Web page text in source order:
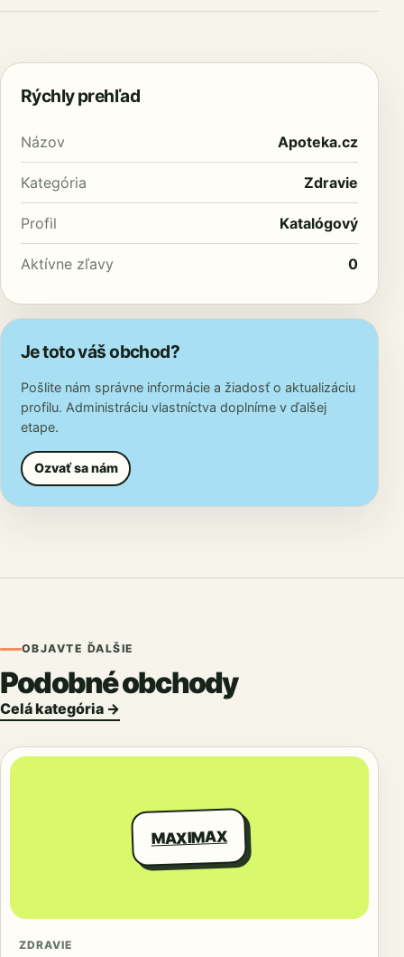
Rýchly prehľad
Názov Apoteka.cz
Kategória Zdravie
Profil Katalógový
Aktívne zľavy 0
Je toto váš obchod?
Pošlite nám správne informácie a žiadosť o aktualizáciu
profilu. Administráciu vlastníctva doplníme v ďalšej
etape.
Ozvať sa nám
OBJAVTE ĎALŠIE
Podobné obchody
Celá kategória →
MAXIMAX
ZDRAVIE